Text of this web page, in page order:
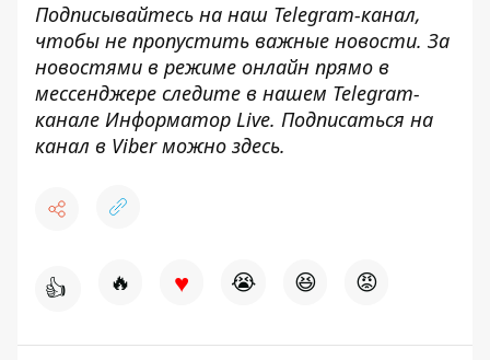
Подписывайтесь на наш Telegram-канал,
чтобы не пропустить важные новости. За
новостями в режиме онлайн прямо в
мессенджере следите в нашем Telegram-
канале Информатор Live. Подписаться на
канал в Viber можно здесь.
👍 🔥 ♥ 😭 😆 😡